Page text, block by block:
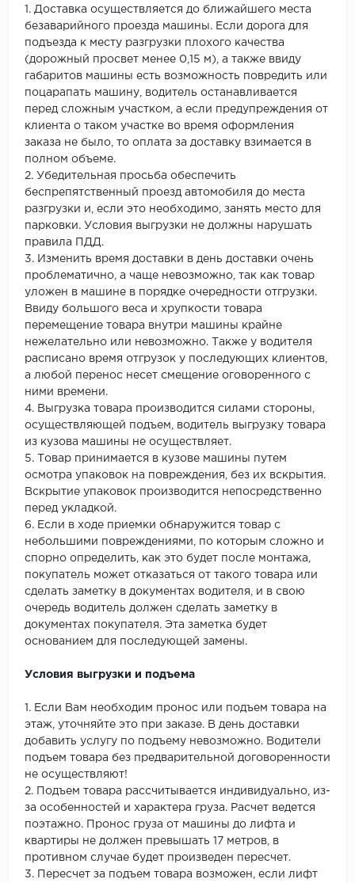
1. Доставка осуществляется до ближайшего места
безаварийного проезда машины. Если дорога для
подъезда к месту разгрузки плохого качества
(дорожный просвет менее 0,15 м), а также ввиду
габаритов машины есть возможность повредить или
поцарапать машину, водитель останавливается
перед сложным участком, а если предупреждения от
клиента о таком участке во время оформления
заказа не было, то оплата за доставку взимается в
полном объеме.
2. Убедительная просьба обеспечить
беспрепятственный проезд автомобиля до места
разгрузки и, если это необходимо, занять место для
парковки. Условия выгрузки не должны нарушать
правила ПДД.
3. Изменить время доставки в день доставки очень
проблематично, а чаще невозможно, так как товар
уложен в машине в порядке очередности отгрузки.
Ввиду большого веса и хрупкости товара
перемещение товара внутри машины крайне
нежелательно или невозможно. Также у водителя
расписано время отгрузок у последующих клиентов,
а любой перенос несет смещение оговоренного с
ними времени.
4. Выгрузка товара производится силами стороны,
осуществляющей подъем, водитель выгрузку товара
из кузова машины не осуществляет.
5. Товар принимается в кузове машины путем
осмотра упаковок на повреждения, без их вскрытия.
Вскрытие упаковок производится непосредственно
перед укладкой.
6. Если в ходе приемки обнаружится товар с
небольшими повреждениями, по которым сложно и
спорно определить, как это будет после монтажа,
покупатель может отказаться от такого товара или
сделать заметку в документах водителя, и в свою
очередь водитель должен сделать заметку в
документах покупателя. Эта заметка будет
основанием для последующей замены.
Условия выгрузки и подъема
1. Если Вам необходим пронос или подъем товара на
этаж, уточняйте это при заказе. В день доставки
добавить услугу по подъему невозможно. Водители
подъем товара без предварительной договоренности
не осуществляют!
2. Подъем товара рассчитывается индивидуально, из-
за особенностей и характера груза. Расчет ведется
поэтажно. Пронос груза от машины до лифта и
квартиры не должен превышать 17 метров, в
противном случае будет произведен пересчет.
3. Пересчет за подъем товара возможен, если лифт